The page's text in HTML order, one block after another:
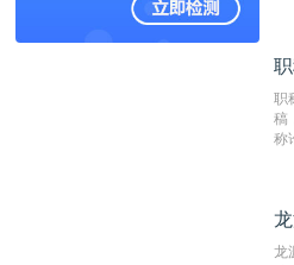
检
职
稿
称
编
测
龙